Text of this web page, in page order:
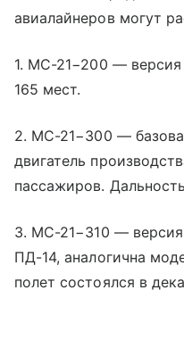
авиалайнеров могут
1. МС-21−200 —
165 мест.
2. МС-21−300 —
двигатель
пассажиров.
3. МС-21−310 —
ПД-14, аналогична
полет состоялся в